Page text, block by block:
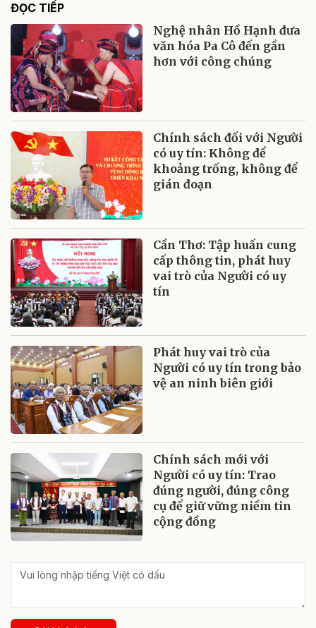
ĐỌC TIẾP
Nghệ nhân Hồ Hạnh đưa
văn hóa Pa Cô đến gần
hơn với công chúng
Chính sách đối với Người
có uy tín: Không để
khoảng trống, không để
gián đoạn
Cần Thơ: Tập huấn cung
cấp thông tin, phát huy
vai trò của Người có uy
tín
Phát huy vai trò của
Người có uy tín trong bảo
vệ an ninh biên giới
Chính sách mới với
Người có uy tín: Trao
đúng người, đúng công
cụ để giữ vững niềm tin
cộng đồng